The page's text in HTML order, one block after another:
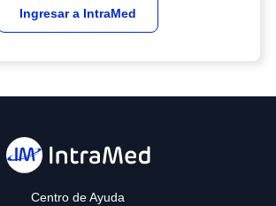
Ingresar a IntraMed
Centro de Ayuda